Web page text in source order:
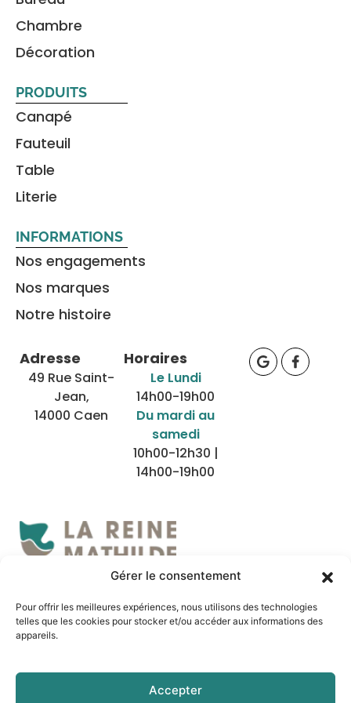
Gérer le consentement
Pour offrir les meilleures expériences, nous utilisons des technologies
telles que les cookies pour stocker et/ou accéder aux informations des
appareils.
Accepter
Chambre
Décoration
PRODUITS
Canapé
Fauteuil
Table
Literie
INFORMATIONS
Nos engagements
Nos marques
Notre histoire
Adresse
49 Rue Saint-
Jean,
14000 Caen
Horaires
Le Lundi
14h00-19h00
Du mardi au
samedi
10h00-12h30 |
14h00-19h00
Nous localiser